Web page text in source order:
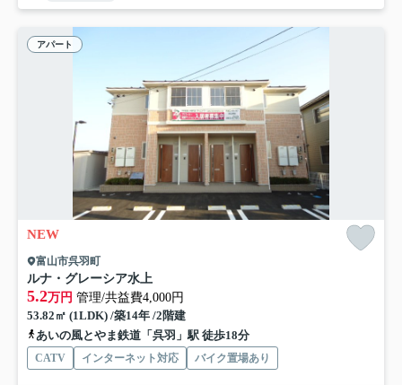
アパート
NEW
富山市呉羽町
ルナ・グレーシア水上
5.2万円 管理/共益費4,000円
53.82㎡ (1LDK) /築14年 /2階建
あいの風とやま鉄道「呉羽」駅 徒歩18分
CATV インターネット対応 バイク置場あり